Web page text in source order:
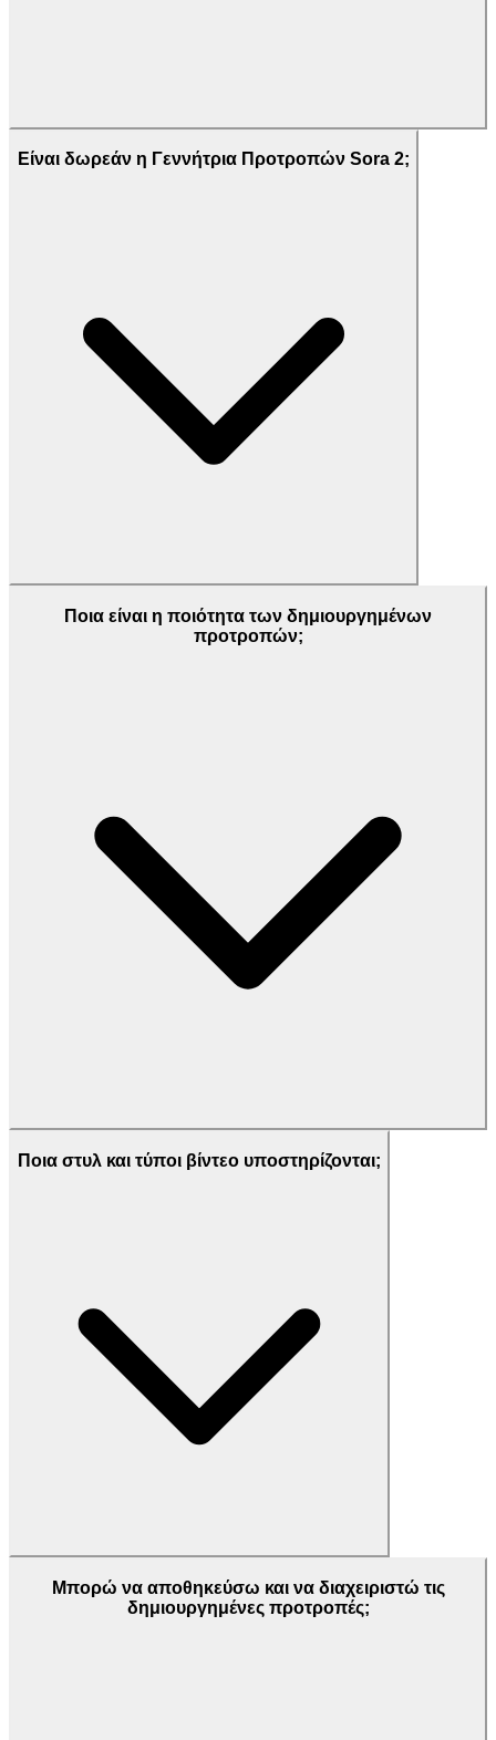
Είναι δωρεάν η Γεννήτρια Προτροπών Sora 2;
Ποια είναι η ποιότητα των δημιουργημένων
προτροπών;
Ποια στυλ και τύποι βίντεο υποστηρίζονται;
Μπορώ να αποθηκεύσω και να διαχειριστώ τις
δημιουργημένες προτροπές;